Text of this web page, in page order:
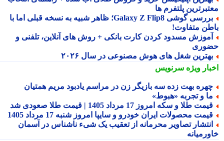
پلتفرم ها
بررسی گوشی Galaxy Z Flip8؛ ظاهر شبیه به نسخه قبلی اما با
متفاوت!
مسدود کردن کارت بانکی + روش های آنلاین، تلفنی و
شغل های هوش مصنوعی در سال ۲۰۲۶
ویژهسرنویس
بهت زده سه بازیگر زن در مراسم یادبود مریم همتیان
و تجربه «هبوط»
طلا و سکه امروز 17 مرداد 1405 | قیمت طلا صعودی شد
محصولات ایران خودرو و سایپا امروز شنبه 17 مرداد 1405
تصاویر محرمانه از تعقیب یک شیء ناشناس در آسمان